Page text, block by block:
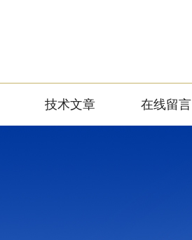
技术文章 在线留言